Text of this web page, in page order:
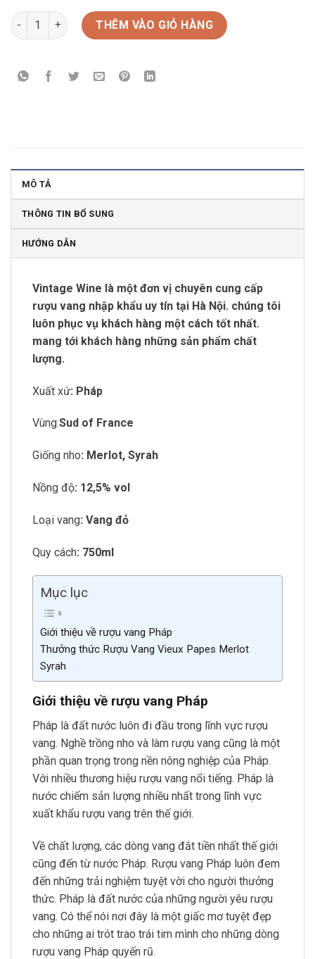
Rượu Vang Vieux Papes Merlot Syrah số lượng
THÊM VÀO GIỎ HÀNG
MÔ TẢ
THÔNG TIN BỔ SUNG
HƯỚNG DẪN
Vintage Wine là một đơn vị chuyên cung cấp
rượu vang nhập khẩu uy tín tại Hà Nội. chúng tôi
luôn phục vụ khách hàng một cách tốt nhất.
mang tới khách hàng những sản phẩm chất
lượng.
Xuất xứ: Pháp
Vùng:Sud of France
Giống nho: Merlot, Syrah
Nồng độ: 12,5% vol
Loại vang: Vang đỏ
Quy cách: 750ml
Mục lục
Giới thiệu về rượu vang Pháp
Thưởng thức Rượu Vang Vieux Papes Merlot
Syrah
Giới thiệu về rượu vang Pháp
Pháp là đất nước luôn đi đầu trong lĩnh vực rượu
vang. Nghề trồng nho và làm rượu vang cũng là một
phần quan trọng trong nền nông nghiệp của Pháp.
Với nhiều thương hiệu rượu vang nổi tiếng. Pháp là
nước chiếm sản lượng nhiều nhất trong lĩnh vực
xuất khẩu rượu vang trên thế giới.
Về chất lượng, các dòng vang đắt tiền nhất thế giới
cũng đến từ nước Pháp. Rượu vang Pháp luôn đem
đến những trải nghiệm tuyệt vời cho người thưởng
thức. Pháp là đất nước của những người yêu rượu
vang. Có thể nói nơi đây là một giấc mơ tuyệt đẹp
cho những ai trót trao trái tim mình cho những dòng
rượu vang Pháp quyến rũ.